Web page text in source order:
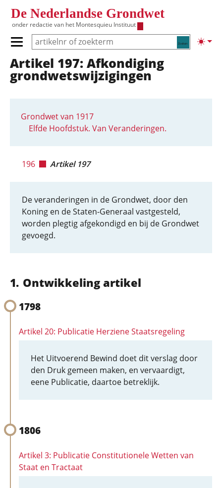
De Nederlandse Grondwet
onder redactie van het Montesquieu Instituut
Zoeken
Primair menu tonen/verbergen
Hoofdnavigatie
Artikel 197: Afkondiging
grondwetswijzigingen
Grondwet van 1917
Elfde Hoofdstuk. Van Veranderingen.
196 Artikel 197
De veranderingen in de Grondwet, door den
Koning en de Staten-Generaal vastgesteld,
worden plegtig afgekondigd en bij de Grondwet
gevoegd.
Ontwikkeling artikel
1798
Artikel 20: Publicatie Herziene Staatsregeling
Het Uitvoerend Bewind doet dit verslag door
den Druk gemeen maken, en vervaardigt,
eene Publicatie, daartoe betreklijk.
1806
Artikel 3: Publicatie Constitutionele Wetten van
Staat en Tractaat